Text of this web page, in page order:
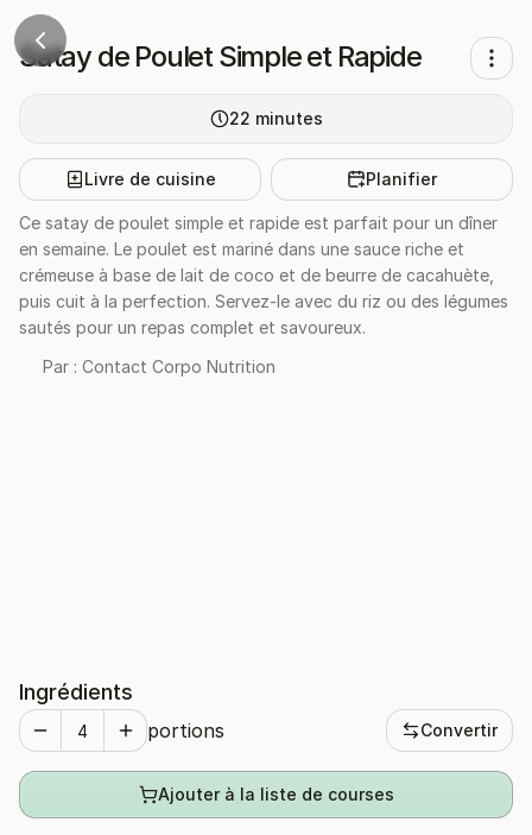
Satay de Poulet Simple et Rapide
22 minutes
Livre de cuisine Planifier
Ce satay de poulet simple et rapide est parfait pour un dîner
en semaine. Le poulet est mariné dans une sauce riche et
crémeuse à base de lait de coco et de beurre de cacahuète,
puis cuit à la perfection. Servez-le avec du riz ou des légumes
sautés pour un repas complet et savoureux.
Par : Contact Corpo Nutrition
Ingrédients
portions Convertir
Ajouter à la liste de courses